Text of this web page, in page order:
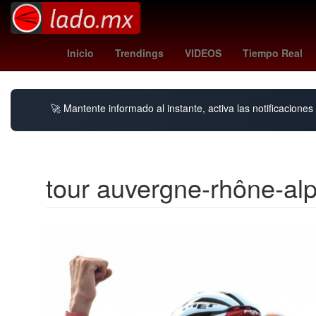
Inicio Trendings VIDEOS Tiempo Real
j league auckland fc Vissel Kobe
🚀 Mantente informado al instante, activa las
tour auvergne-rhône-